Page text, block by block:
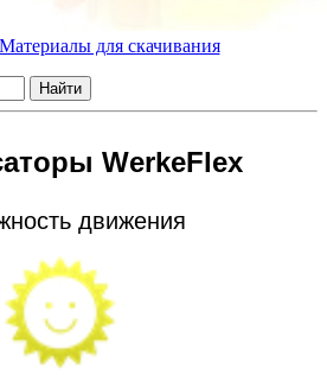
Материалы для скачивания
Найти
WerkeFlex
движения